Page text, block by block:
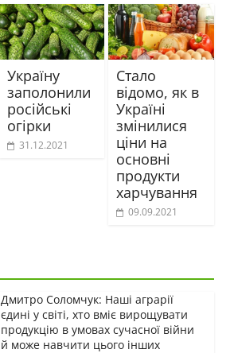
Україну
заполонили
російські
огірки
31.12.2021
Стало
відомо, як в
Україні
змінилися
ціни на
основні
продукти
харчування
09.09.2021
Дмитро Соломчук: Наші аграрії
єдині у світі, хто вміє вирощувати
продукцію в умовах сучасної війни
й може навчити цього інших